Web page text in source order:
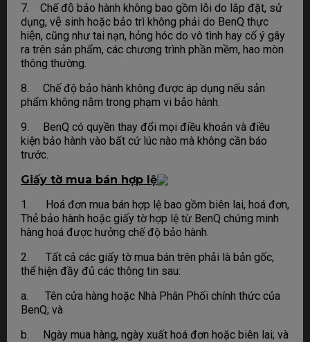
7. Chế độ bảo hành không bao gồm lỗi do lắp đặt, sử
dụng, vệ sinh hoặc bảo trì không phải do BenQ thực
hiện, cũng như tai nạn, hỏng hóc do vô tình hay cố ý gây
ra trên sản phẩm, các chương trình phần mềm, hao mòn
thông thường.
8. Chế độ bảo hành không được áp dụng nếu sản
phẩm không nằm trong phạm vi bảo hành.
9. BenQ có quyền thay đổi mọi điều khoản và điều
kiện bảo hành vào bất cứ lúc nào mà không cần báo
trước.
Giấy tờ mua bán hợp lệ
1. Hoá đơn mua bán hợp lệ bao gồm biên lai, hoá đơn,
Thẻ bảo hành hoặc giấy tờ hợp lệ từ BenQ chứng minh
hàng hoá được hưởng chế độ bảo hành.
2. Tất cả các giấy tờ mua bán trên phải là bản gốc,
thể hiện đầy đủ các thông tin sau:
a. Tên cửa hàng hoặc Nhà Phân Phối chính thức của
BenQ; và
b. Ngày mua hàng, ngày xuất hoá đơn hoặc biên lai; và